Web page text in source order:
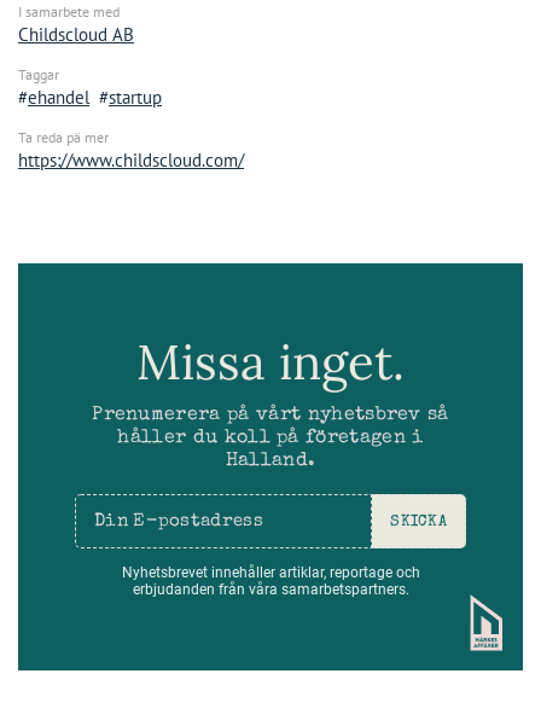
I samarbete med
Childscloud AB
Taggar
ehandel startup
Ta reda pä mer
https://www.childscloud.com/
Missa inget.
Prenumerera på vårt nyhetsbrev så
håller du koll på företagen i
Halland.
SKICKA
Nyhetsbrevet innehåller artiklar, reportage och
erbjudanden från våra samarbetspartners.